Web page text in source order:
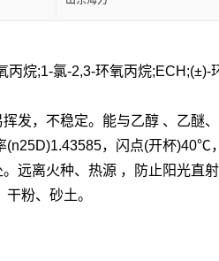
丙烷;1-氯-2,3-环氧丙烷;ECH;(±)-
发，不稳定。能与乙醇 、乙醚、
，闪点(开杯)40℃
远离火种、 热源 ，防止阳光直
粉、砂土。